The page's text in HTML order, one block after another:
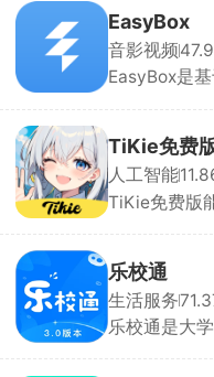
点开就能一
建专属AI，
有互动剧情
EasyBox
音影视频
EasyBox是
线路超方便
屏、离线下
剧党必备。
TiKie免费
人工智能
TiKie免费版
角色都拥有
格，能根据
设的回应，
字、语音输
乐校通
生活服务
乐校通是大